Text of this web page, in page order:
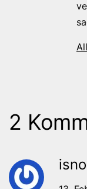
2